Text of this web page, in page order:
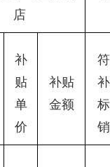
店
补
贴
单
价
补贴
金额